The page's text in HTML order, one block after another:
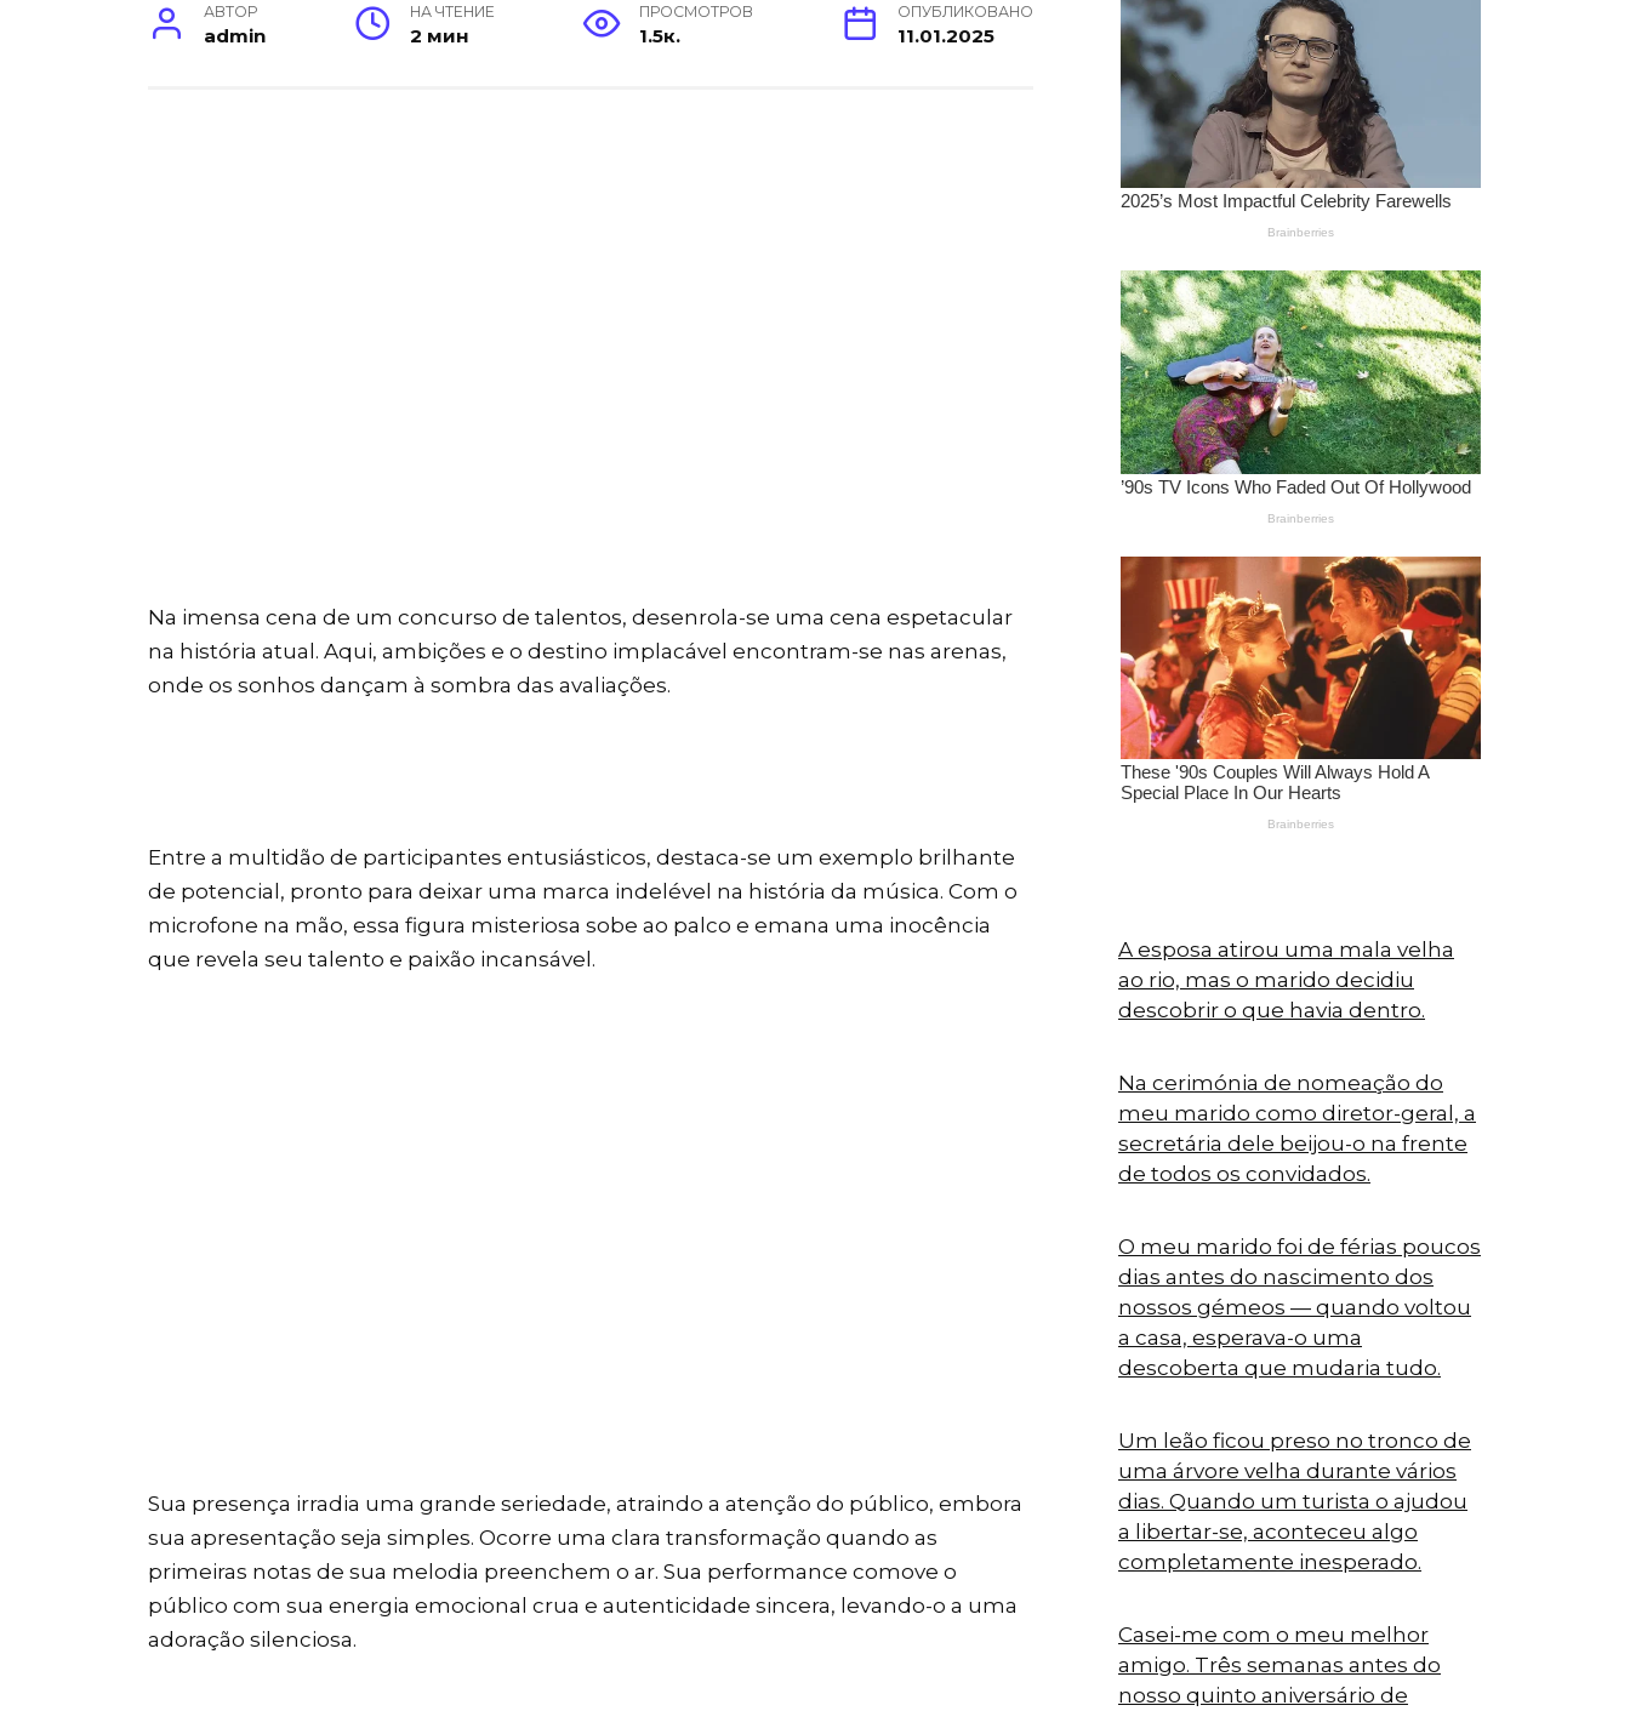
АВТОР
admin
НА ЧТЕНИЕ
2 мин
ПРОСМОТРОВ
1.5к.
ОПУБЛИКОВАНО
11.01.2025
Na imensa cena de um concurso de talentos, desenrola-se uma cena espetacular
na história atual. Aqui, ambições e o destino implacável encontram-se nas arenas,
onde os sonhos dançam à sombra das avaliações.
Entre a multidão de participantes entusiásticos, destaca-se um exemplo brilhante
de potencial, pronto para deixar uma marca indelével na história da música. Com o
microfone na mão, essa figura misteriosa sobe ao palco e emana uma inocência
que revela seu talento e paixão incansável.
Sua presença irradia uma grande seriedade, atraindo a atenção do público, embora
sua apresentação seja simples. Ocorre uma clara transformação quando as
primeiras notas de sua melodia preenchem o ar. Sua performance comove o
público com sua energia emocional crua e autenticidade sincera, levando-o a uma
adoração silenciosa.
A esposa atirou uma mala velha
ao rio, mas o marido decidiu
descobrir o que havia dentro.
Na cerimónia de nomeação do
meu marido como diretor-geral, a
secretária dele beijou-o na frente
de todos os convidados.
O meu marido foi de férias poucos
dias antes do nascimento dos
nossos gémeos — quando voltou
a casa, esperava-o uma
descoberta que mudaria tudo.
Um leão ficou preso no tronco de
uma árvore velha durante vários
dias. Quando um turista o ajudou
a libertar-se, aconteceu algo
completamente inesperado.
Casei-me com o meu melhor
amigo. Três semanas antes do
nosso quinto aniversário de